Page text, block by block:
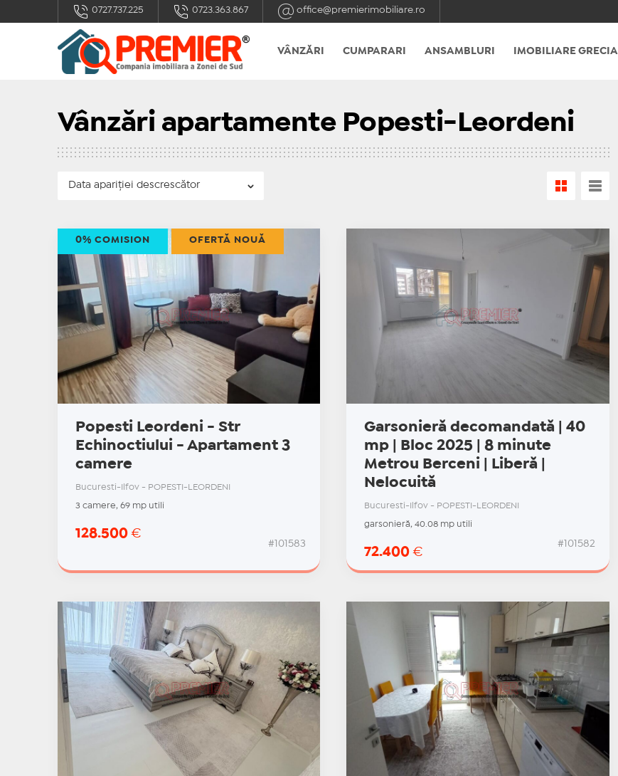
0727.737.225 0723.363.867 office@premierimobiliare.ro
VÂNZĂRI CUMPARARI ANSAMBLURI IMOBILIARE GRECIA
Vânzări apartamente Popesti-Leordeni
Popesti Leordeni - Str
Echinoctiului - Apartament 3
camere
Bucuresti-Ilfov - POPESTI-LEORDENI
3 camere, 69 mp utili
128.500 €
#101583
0% COMISION OFERTĂ NOUĂ
Garsonieră decomandată | 40
mp | Bloc 2025 | 8 minute
Metrou Berceni | Liberă |
Nelocuită
Bucuresti-Ilfov - POPESTI-LEORDENI
garsonieră, 40.08 mp utili
72.400€
#101582